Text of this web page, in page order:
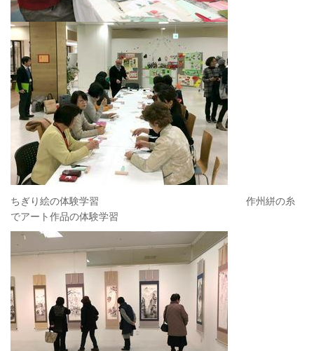
ちぎり絵の体験学習 作州絣の糸
でアート作品の体験学習